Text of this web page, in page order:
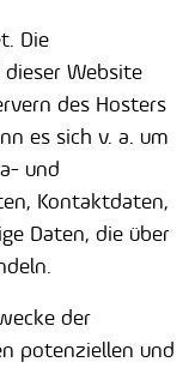
Die
Website
des Hosters
es sich v. a. um
und
Kontaktdaten,
Daten, die über
der
potenziellen und